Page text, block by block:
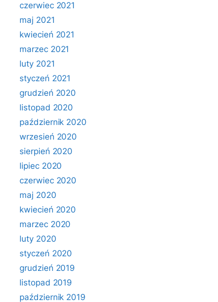
czerwiec 2021
maj 2021
kwiecień 2021
marzec 2021
luty 2021
styczeń 2021
grudzień 2020
listopad 2020
październik 2020
wrzesień 2020
sierpień 2020
lipiec 2020
czerwiec 2020
maj 2020
kwiecień 2020
marzec 2020
luty 2020
styczeń 2020
grudzień 2019
listopad 2019
październik 2019